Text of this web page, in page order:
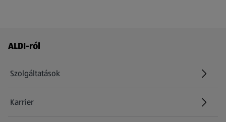
Láblécmenü - további linkek
ALDI-ról
Szolgáltatások
Karrier
(új oldalon nyílik meg)